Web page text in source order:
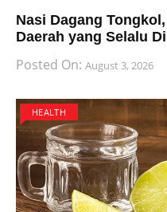
Nasi Dagang
Daerah yang Selalu
Posted On: August 3, 2026
HEALTH